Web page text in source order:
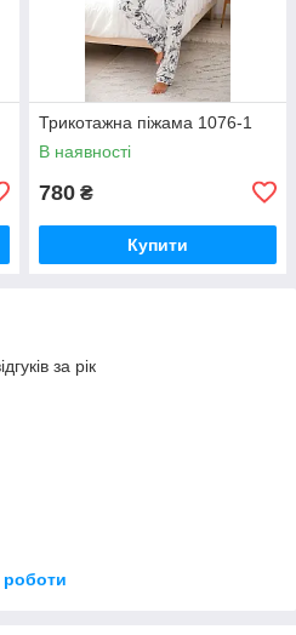
Трикотажна піжама 1076-1
В наявності
780 ₴
Купити
за рік
роботи